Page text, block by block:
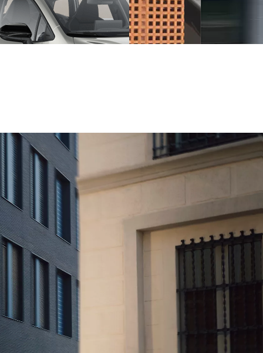
Next da € 239 al mese
0:00 / 0:08